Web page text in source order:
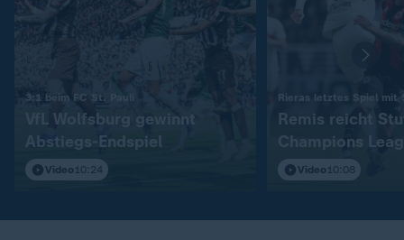
3:1 beim FC St. Pauli
VfL Wolfsburg gewinnt
Abstiegs-Endspiel
Video 10:24
Rieras letztes Spiel mit
Remis reicht
Champions
Video 10:08